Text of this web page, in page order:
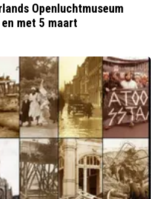
Openluchtmuseum
met 5 maart